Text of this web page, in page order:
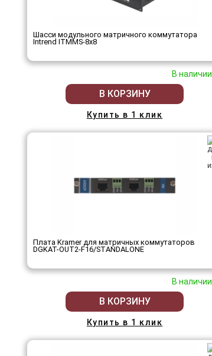
Шасси модульного матричного коммутатора
Intrend ITMMS-8x8
В наличии
В КОРЗИНУ
Купить в 1 клик
Плата Kramer для матричных коммутаторов
DGKAT-OUT2-F16/STANDALONE
В наличии
В КОРЗИНУ
Купить в 1 клик